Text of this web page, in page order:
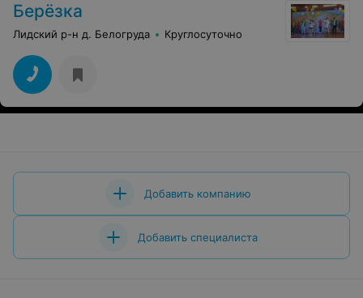
Берёзка
Лидский р-н д. Белогруда Круглосуточно
Добавить компанию
Добавить специалиста